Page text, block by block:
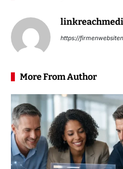
https://
More From Author